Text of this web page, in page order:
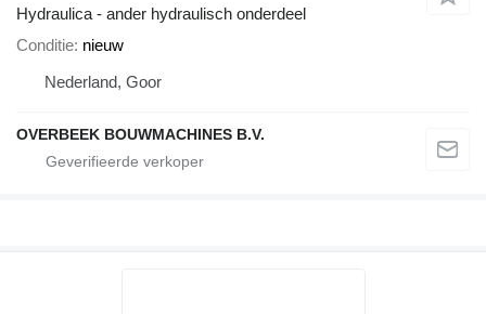
Hydraulica - ander hydraulisch onderdeel
Conditie nieuw
Nederland, Goor
OVERBEEK BOUWMACHINES B.V.